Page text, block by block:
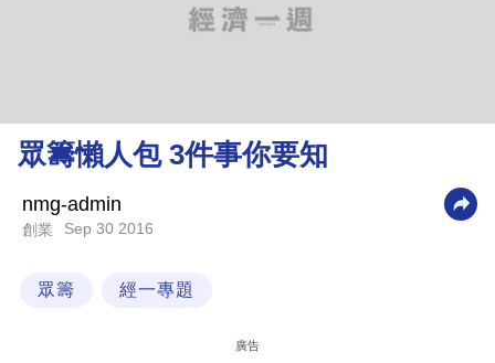
理
財
業
眾籌懶人包 3件事你要知
nmg-admin
創業 Sep 30 2016
眾籌 經一專題
廣告